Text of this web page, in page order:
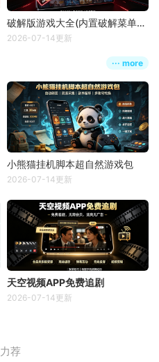
破解版游戏大全(内置破解菜单版)
2026-07-14更新
··· more
小熊猫挂机脚本超自然游戏包
2026-07-14更新
天空视频APP免费追剧
2026-07-14更新
力荐